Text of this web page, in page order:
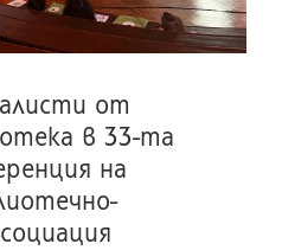
от
в 33-та
на